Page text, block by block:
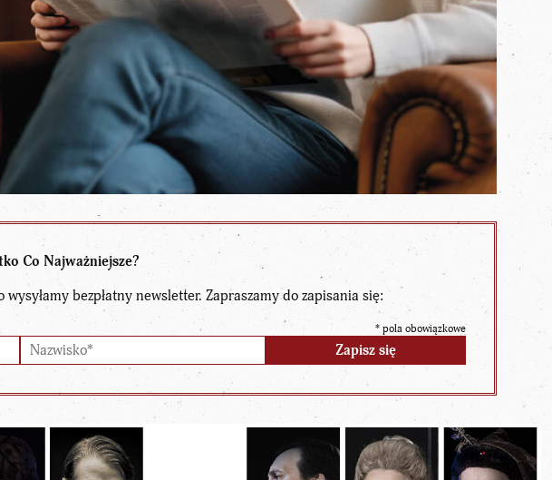
Co Najważniejsze?
bezpłatny newsletter. Zapraszamy do zapisania się:
*pola obowiązkowe